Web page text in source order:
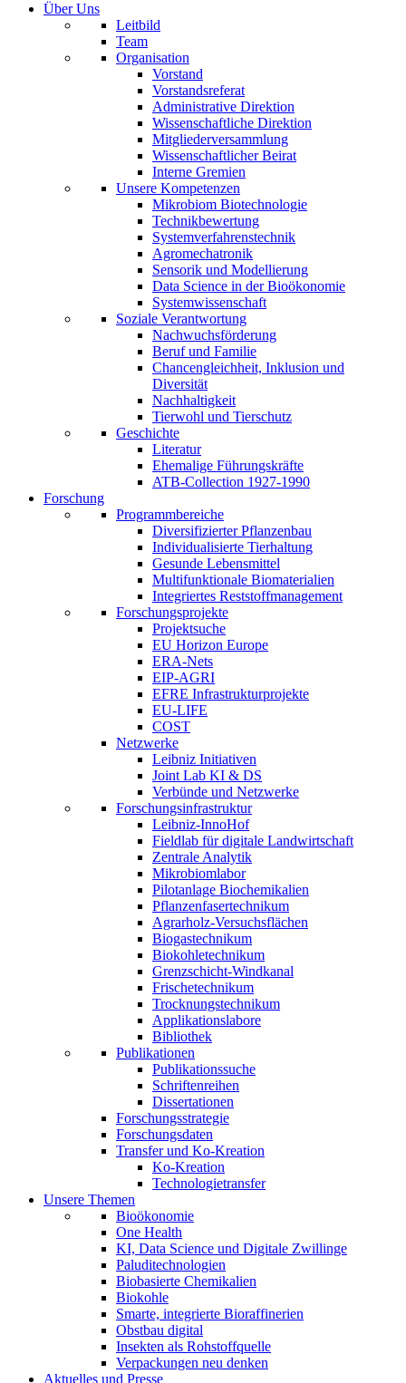
Über Uns
Leitbild
Team
Organisation
Vorstand
Vorstandsreferat
Administrative Direktion
Wissenschaftliche Direktion
Mitgliederversammlung
Wissenschaftlicher Beirat
Interne Gremien
Unsere Kompetenzen
Mikrobiom Biotechnologie
Technikbewertung
Systemverfahrenstechnik
Agromechatronik
Sensorik und Modellierung
Data Science in der Bioökonomie
Systemwissenschaft
Soziale Verantwortung
Nachwuchsförderung
Beruf und Familie
Chancengleichheit, Inklusion und
Diversität
Nachhaltigkeit
Tierwohl und Tierschutz
Geschichte
Literatur
Ehemalige Führungskräfte
ATB-Collection 1927-1990
Forschung
Programmbereiche
Diversifizierter Pflanzenbau
Individualisierte Tierhaltung
Gesunde Lebensmittel
Multifunktionale Biomaterialien
Integriertes Reststoffmanagement
Forschungsprojekte
Projektsuche
EU Horizon Europe
ERA-Nets
EIP-AGRI
EFRE Infrastrukturprojekte
EU-LIFE
COST
Netzwerke
Leibniz Initiativen
Joint Lab KI & DS
Verbünde und Netzwerke
Forschungsinfrastruktur
Leibniz-InnoHof
Fieldlab für digitale Landwirtschaft
Zentrale Analytik
Mikrobiomlabor
Pilotanlage Biochemikalien
Pflanzenfasertechnikum
Agrarholz-Versuchsflächen
Biogastechnikum
Biokohletechnikum
Grenzschicht-Windkanal
Frischetechnikum
Trocknungstechnikum
Applikationslabore
Bibliothek
Publikationen
Publikationssuche
Schriftenreihen
Dissertationen
Forschungsstrategie
Forschungsdaten
Transfer und Ko-Kreation
Ko-Kreation
Technologietransfer
Unsere Themen
Bioökonomie
One Health
KI, Data Science und Digitale Zwillinge
Paluditechnologien
Biobasierte Chemikalien
Biokohle
Smarte, integrierte Bioraffinerien
Obstbau digital
Insekten als Rohstoffquelle
Verpackungen neu denken
Aktuelles und Presse